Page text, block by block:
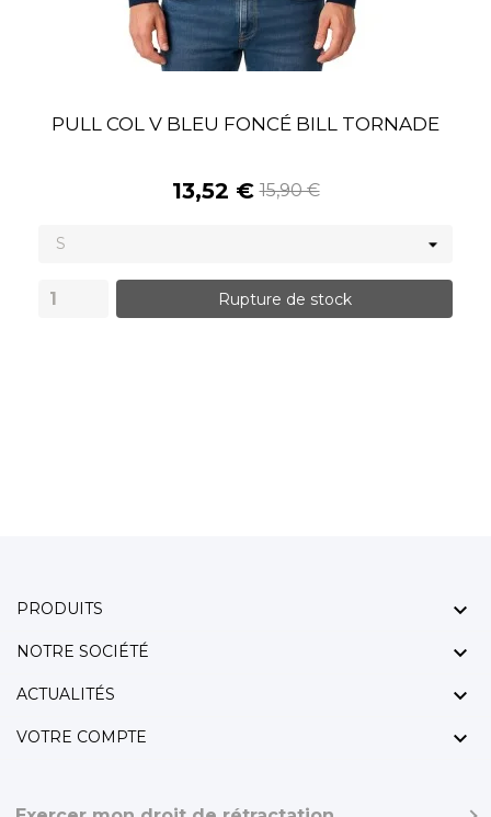
PULL COL V BLEU FONCÉ BILL TORNADE
13,52 € 15,90 €
Rupture de stock
PRODUITS 
NOTRE SOCIÉTÉ 
ACTUALITÉS 
VOTRE COMPTE 